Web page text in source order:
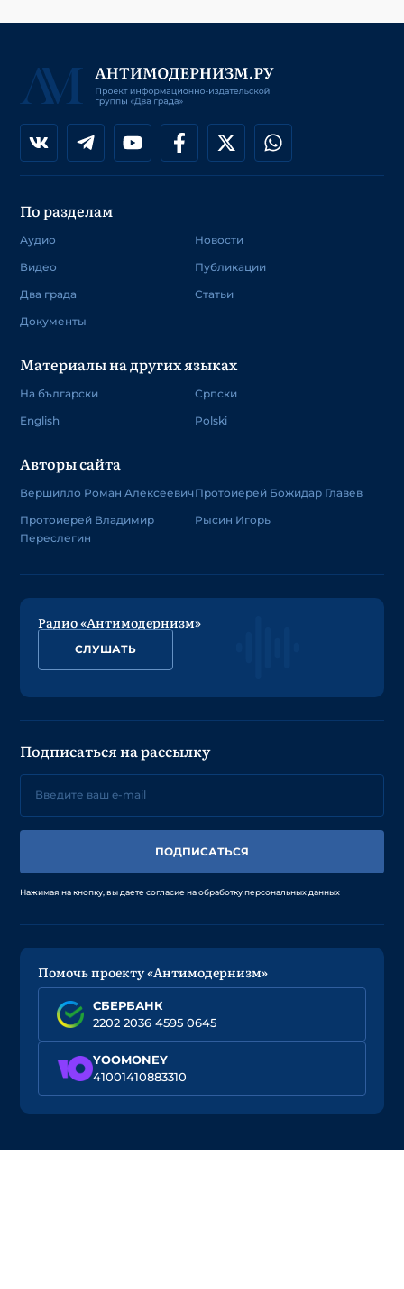
По разделам
Аудио
Видео
Два града
Документы
Новости
Публикации
Статьи
Материалы на других языках
На български
English
Српски
Polski
Авторы сайта
Вершилло Роман Алексеевич
Протоиерей Владимир
Переслегин
Протоиерей Божидар Главев
Рысин Игорь
Радио «Антимодернизм»
СЛУШАТЬ
Подписаться на рассылку
ПОДПИСАТЬСЯ
Нажимая на кнопку, вы даете согласие на обработку персональных данных
Помочь проекту «Антимодернизм»
СБЕРБАНК
2202 2036 4595 0645
YOOMONEY
41001410883310